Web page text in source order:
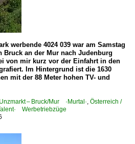
Casella ·FGC·
werbende 4024 039 war am Samstag
Bruck an der Mur nach Judenburg
von mir kurz vor der Einfahrt in den
Im Hintergrund ist die 1630
mit der 88 Meter hohen TV- und
– Bruck/Mur ·Murtal·, Österreich /
Werbetriebzüge